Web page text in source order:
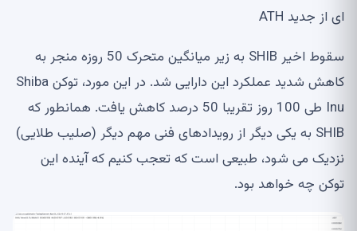
سقوط اخیر SHIB به زیر میانگین متحرک 50 روزه منجر به
کاهش شدید عملکرد این دارایی شد. در این مورد، توکن Shiba
Inu طی 100 روز تقریبا 50 درصد کاهش یافت. همانطور که
SHIB به یکی دیگر از رویدادهای فنی مهم دیگر (صلیب طلایی)
نزدیک می شود، طبیعی است که تعجب کنیم که آینده این
توکن چه خواهد بود.